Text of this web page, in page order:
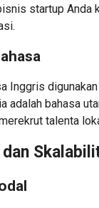
startup Anda
Inggris
adalah bahasa
talenta
dan